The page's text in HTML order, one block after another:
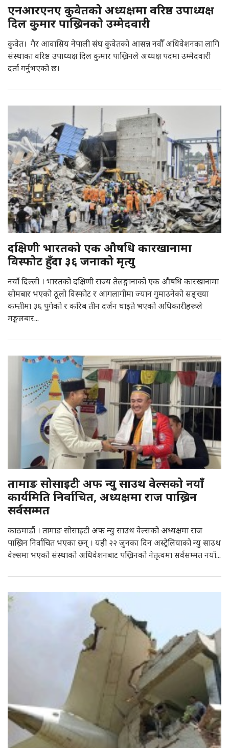
एनआरएनए कुवेतको अध्यक्षमा वरिष्ठ उपाध्यक्ष
दिल कुमार पाख्रिनको उम्मेदवारी
कुवेत। गैर आवासिय नेपाली संघ कुवेतको आसन्न नवौँ अधिवेशनका लागि
संस्थाका वरिष्ठ उपाध्यक्ष दिल कुमार पाख्रिनले अध्यक्ष पदमा उम्मेदवारी
दर्ता गर्नुभएको छ।
दक्षिणी भारतको एक औषधि कारखानामा
विस्फोट हुँदा ३६ जनाको मृत्यु
नयाँ दिल्ली । भारतको दक्षिणी राज्य तेलङ्गानाको एक औषधि कारखानामा
सोमबार भएको ठूलो विस्फोट र आगलागीमा ज्यान गुमाउनेको सङ्ख्या
कम्तीमा ३६ पुगेको र करिब तीन दर्जन घाइते भएको अधिकारीहरूले
मङ्गलबार...
तामाङ सोसाइटी अफ न्यु साउथ वेल्सको नयाँ
कार्यमिति निर्वाचित, अध्यक्षमा राज पाख्रिन
सर्वसम्मत
काठमाडौं । तामाङ सोसाइटी अफ न्यु साउथ वेल्सको अध्यक्षमा राज
पाख्रिन निर्वाचित भएका छन् । यही २२ जुनका दिन अस्ट्रेलियाको न्यु साउथ
वेल्समा भएको संस्थाको अधिवेशनबाट पख्रिनको नेतृत्वमा सर्वसम्मत नयाँ...